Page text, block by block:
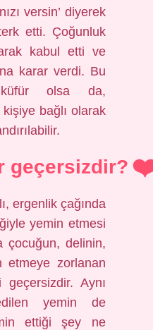
versin’ diyerek
etti. Çoğunluk
kabul etti ve
karar verdi. Bu
olsa da,
bağlı olarak
geçersizdir?
ergenlik çağında
yemin etmesi
çocuğun, delinin,
etmeye zorlanan
Aynı
yemin de
ettiği şey ne